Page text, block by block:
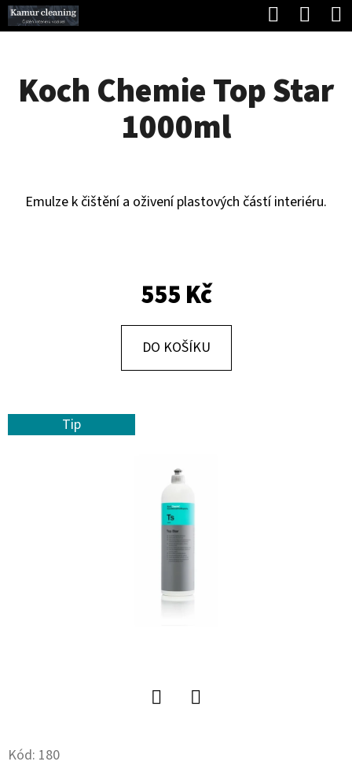
Přejít
na
Hledat
Koch Chemie Top Star
1000ml
Emulze k čištění a oživení plastových částí interiéru.
555 Kč
DO KOŠÍKU
Tip
Kód: 180
K
O Zpět
Zpět
C
E
N
O